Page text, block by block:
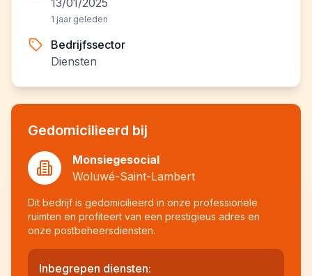
13/01/2025
1 jaar geleden
Bedrijfssector
Diensten
Gedomicilieerd bij
Monsiegesocial
Woluwé-Saint-Lambert
Dit bedrijf is gedomicilieerd in onze professionele
ruimten en profiteert van een prestigieus adres en
onze postbeheersdiensten.
Inbegrepen diensten: